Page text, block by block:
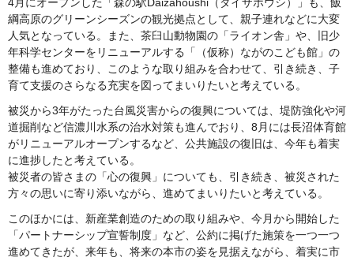
綱高原のグリーンシーズンの観光拠点として、親子連れなどに大変
人気となっている。また、茶臼山動物園の「ライオン舎」や、旧少
年科学センターをリニューアルする「（仮称）ながのこども館」の
整備も進めており、このような取り組みを合わせて、引き続き、子
育て支援のさらなる充実を図ってまいりたいと考えている。
被災から3年がたった台風災害からの復興については、堤防強化や河
道掘削など信濃川水系の治水対策も進んでおり、8月には長沼体育館
がリニューアルオープンするなど、公共施設の復旧は、今年も着実
に進捗したと考えている。
被災者の皆さまの「心の復興」についても、引き続き、被災された
方々の思いに寄り添いながら、進めてまいりたいと考えている。
このほかには、新産業創造のための取り組みや、今月から開始した
「パートナーシップ宣誓制度」など、公約に掲げた施策を一つ一つ
進めてきたが、来年も、将来の本市の姿を見据えながら、着実に市